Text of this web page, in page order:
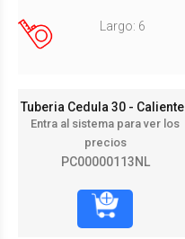
Largo: 6
Tuberia Cedula 30 - Caliente
Entra al sistema para ver los
precios
PC00000113NL